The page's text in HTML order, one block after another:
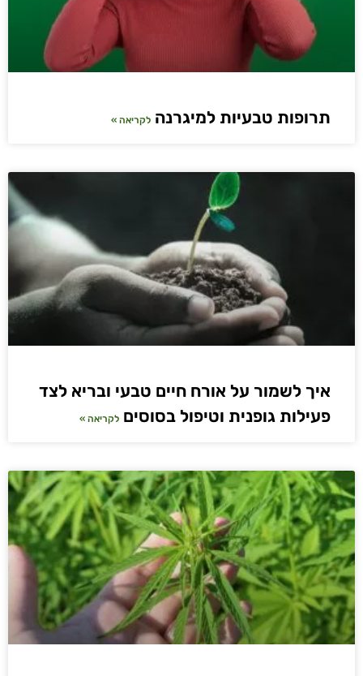
תרופות טבעיות למיגרנה לקריאה »
איך לשמור על אורח חיים טבעי ובריא לצד
פעילות גופנית וטיפול בסוסים לקריאה »